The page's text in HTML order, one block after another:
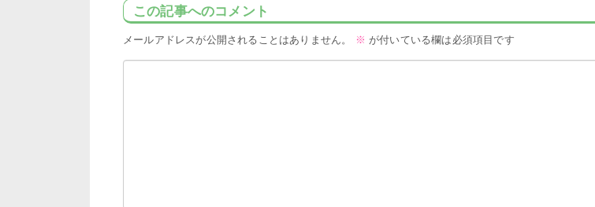
この記事へのコメント
メールアドレスが公開されることはありません。 ※ が付いている欄は必須項目です